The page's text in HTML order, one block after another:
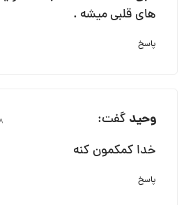
های قلبی میشه .
پاسخ
وحید گفت:
خدا کمکمون کنه
پاسخ